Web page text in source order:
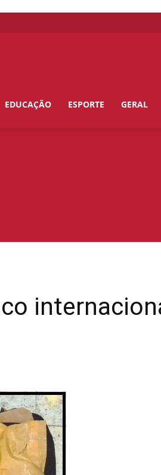
EDUCAÇÃO ESPORTE GERAL